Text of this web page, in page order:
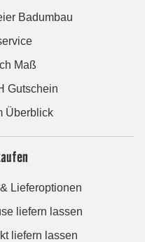
Badumbau
Maß
Gutschein
Überblick
Lieferoptionen
liefern lassen
liefern lassen